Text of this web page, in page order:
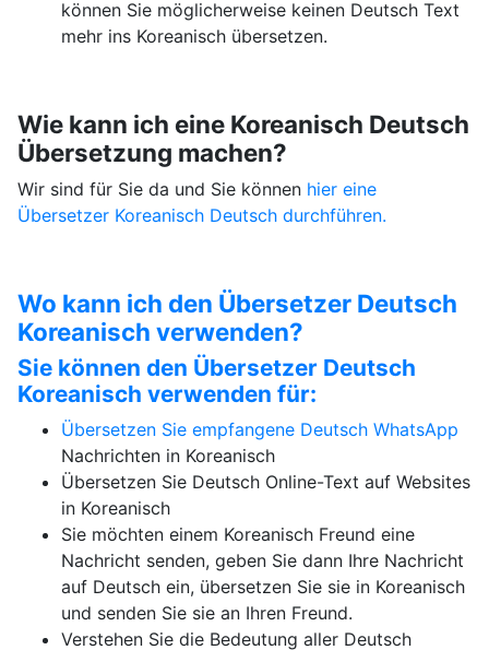
können Sie möglicherweise keinen Deutsch Text
mehr ins Koreanisch übersetzen.
Wie kann ich eine Koreanisch Deutsch
Übersetzung machen?
Wir sind für Sie da und Sie können hier eine
Übersetzer Koreanisch Deutsch durchführen.
Wo kann ich den Übersetzer Deutsch
Koreanisch verwenden?
Sie können den Übersetzer Deutsch
Koreanisch verwenden für:
Übersetzen Sie empfangene Deutsch WhatsApp
Nachrichten in Koreanisch
Übersetzen Sie Deutsch Online-Text auf Websites
in Koreanisch
Sie möchten einem Koreanisch Freund eine
Nachricht senden, geben Sie dann Ihre Nachricht
auf Deutsch ein, übersetzen Sie sie in Koreanisch
und senden Sie sie an Ihren Freund.
Verstehen Sie die Bedeutung aller Deutsch